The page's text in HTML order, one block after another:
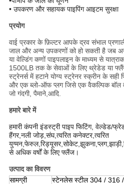
• उपकरण और सहायक पाइपिंग आइटम सुरक्षा
प्रयोग
वाई प्रकार के फ़िल्टर आपके द्रव संभाल
जाल और अन्य उपकरणों को हो सकती है जब
या वेल्डिंग कणों पाइपलाइन के माध्यम से
1500LB तक के सेवाओं के लिए थ्रेडेड या
स्ट्रेनर्स में हटाने योग्य स्ट्रेनर स्क्रीन के सही
और एक ब्लो-ऑफ प्लग जिसे एक वैकल्पिक बॉल
जो गंदगी, पैमाने,आदि.
हमारे बारे में
हमारी कंपनी इंडस्ट्री पाइप फिटिंग, वेल्डेड/
हैंगर,नली जोड़,संघ,त्वरित कनेक्टर,त्वरित
युग्मन,फेरुल,रिड्यूसर,सोकेट,झुकना,प्लग,झाड़ी,
से अधिक वर्षों के लिए फ्लैंज।
उत्पाद का विवरण
सामग्री
स्टेनलेस स्टील 304 / 316